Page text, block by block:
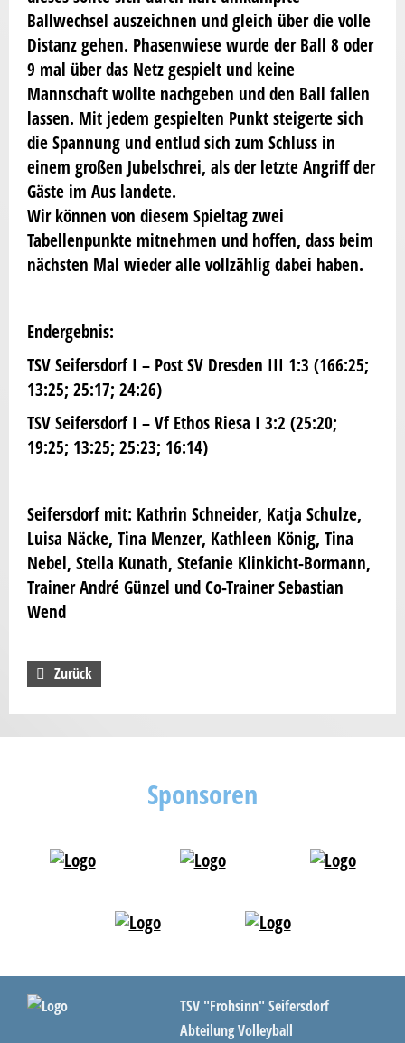
Ballwechsel auszeichnen und gleich über die volle
Distanz gehen. Phasenwiese wurde der Ball 8 oder
9 mal über das Netz gespielt und keine
Mannschaft wollte nachgeben und den Ball fallen
lassen. Mit jedem gespielten Punkt steigerte sich
die Spannung und entlud sich zum Schluss in
einem großen Jubelschrei, als der letzte Angriff der
Gäste im Aus landete.
Wir können von diesem Spieltag zwei
Tabellenpunkte mitnehmen und hoffen, dass beim
nächsten Mal wieder alle vollzählig dabei haben.
Endergebnis:
TSV Seifersdorf I – Post SV Dresden III 1:3 (166:25;
13:25; 25:17; 24:26)
TSV Seifersdorf I – Vf Ethos Riesa I 3:2 (25:20;
19:25; 13:25; 25:23; 16:14)
Seifersdorf mit: Kathrin Schneider, Katja Schulze,
Luisa Näcke, Tina Menzer, Kathleen König, Tina
Nebel, Stella Kunath, Stefanie Klinkicht-Bormann,
Trainer André Günzel und Co-Trainer Sebastian
Wend
Zurück
Sponsoren
TSV "Frohsinn" Seifersdorf
Abteilung Volleyball